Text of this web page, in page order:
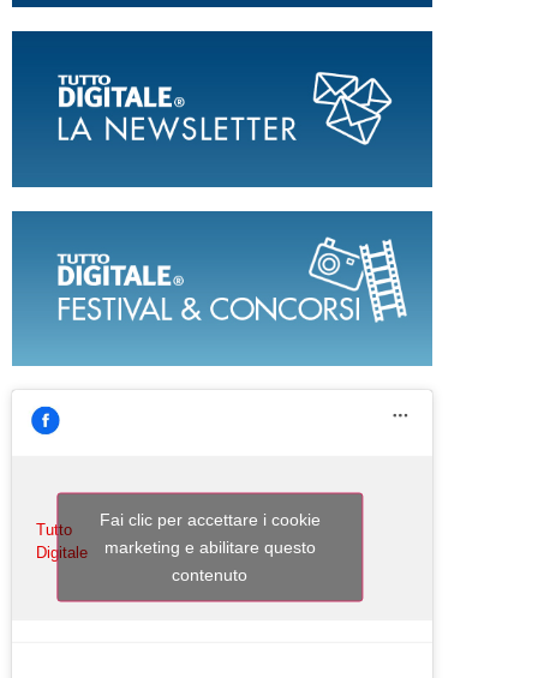
Tutto
Digitale
Fai clic per accettare i cookie
marketing e abilitare questo
contenuto